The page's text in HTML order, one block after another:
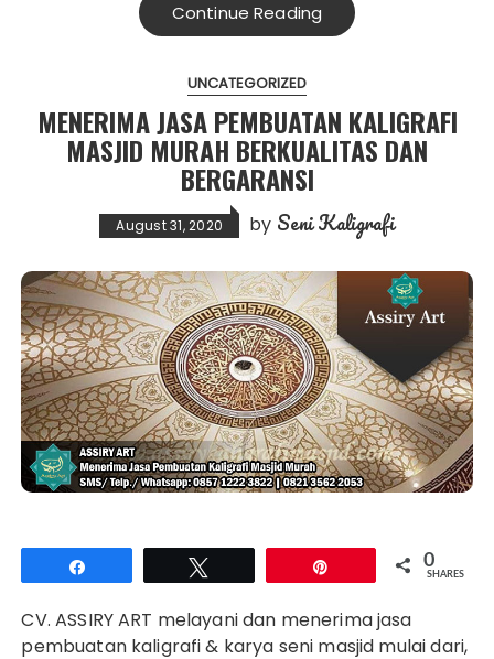
Continue Reading
UNCATEGORIZED
MENERIMA JASA PEMBUATAN KALIGRAFI
MASJID MURAH BERKUALITAS DAN
BERGARANSI
August 31, 2020 by Seni Kaligrafi
0
SHARES
CV. ASSIRY ART melayani dan menerima jasa
pembuatan kaligrafi & karya seni masjid mulai dari,